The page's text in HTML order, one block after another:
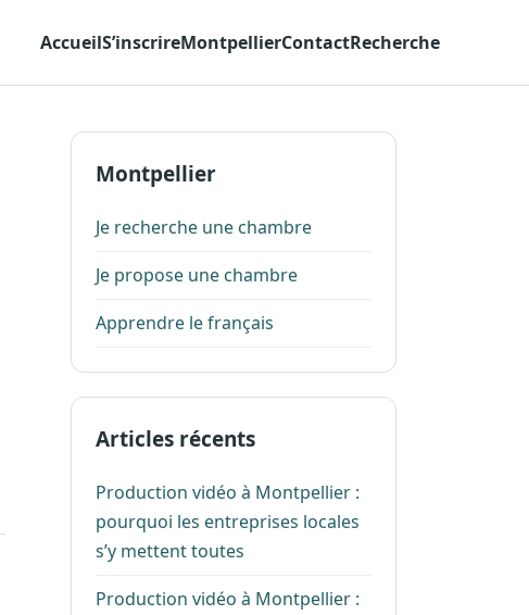
AccueilS’inscrireMontpellierContactRecherche
Montpellier
Je recherche une chambre
Je propose une chambre
Apprendre le français
Articles récents
Production vidéo à Montpellier :
pourquoi les entreprises locales
s’y mettent toutes
Production vidéo à Montpellier :